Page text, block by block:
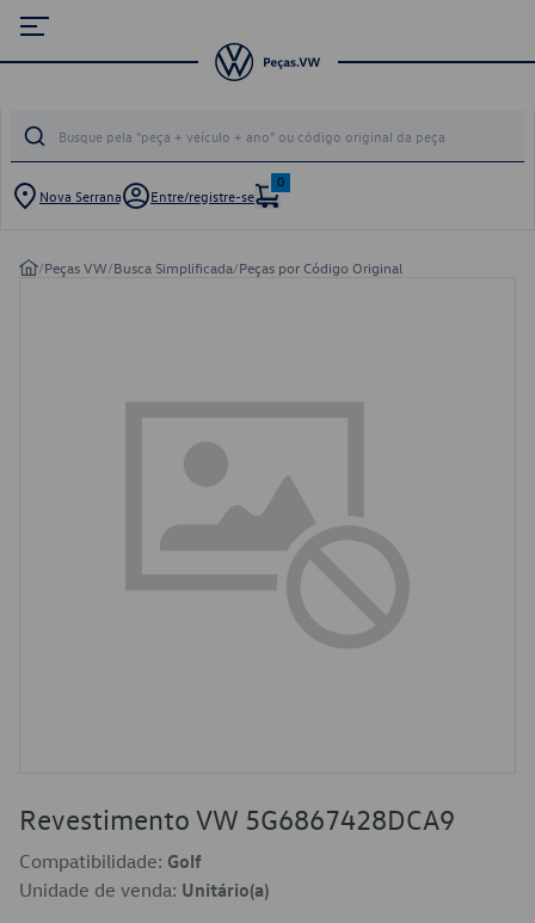
Nova Serrana Entre/registre-se
0
/Peças VW/Busca Simplificada/Peças por Código Original
Revestimento VW 5G6867428DCA9
Compatibilidade: Golf
Unidade de venda: Unitário(a)